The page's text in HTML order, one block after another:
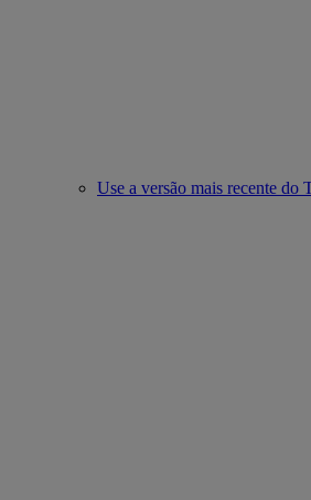
Use a versão mais recente do